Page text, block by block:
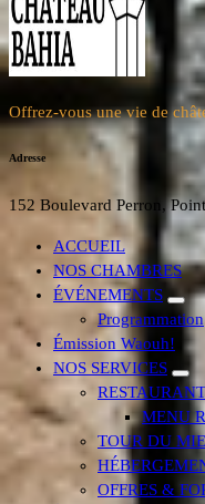
Offrez-vous une vie de
Adresse
152 Boulevard Perron,
ACCUEIL
NOS CHAMBRES
ÉVÉNEMENTS
Programmation
Émission Waouh!
NOS SERVICES
RESTAURANT
MENU
TOUR DU
OFFRES &